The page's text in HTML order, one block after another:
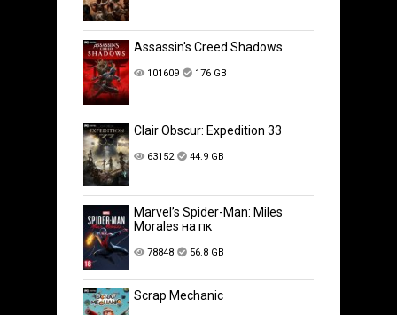
Assassin's Creed Shadows
101609 176 GB
Clair Obscur: Expedition 33
63152 44.9 GB
Marvel’s Spider-Man: Miles
Morales на пк
78848 56.8 GB
Scrap Mechanic